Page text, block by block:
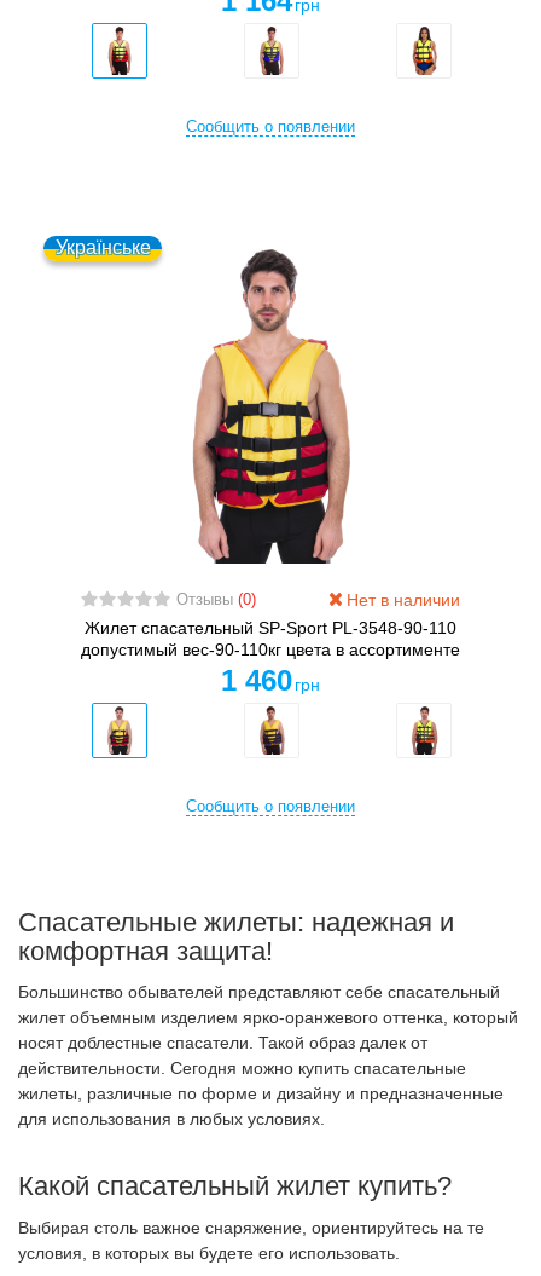
грн
Сообщить о появлении
Українське
Отзывы (0)
Нет в наличии
Жилет спасательный SP-Sport PL-3548-90-110
допустимый вес-90-110кг цвета в ассортименте
1 460 грн
Сообщить о появлении
Спасательные жилеты: надежная и
комфортная защита!
Большинство обывателей представляют себе спасательный
жилет объемным изделием ярко-оранжевого оттенка, который
носят доблестные спасатели. Такой образ далек от
действительности. Сегодня можно купить спасательные
жилеты, различные по форме и дизайну и предназначенные
для использования в любых условиях.
Какой спасательный жилет купить?
Выбирая столь важное снаряжение, ориентируйтесь на те
условия, в которых вы будете его использовать.